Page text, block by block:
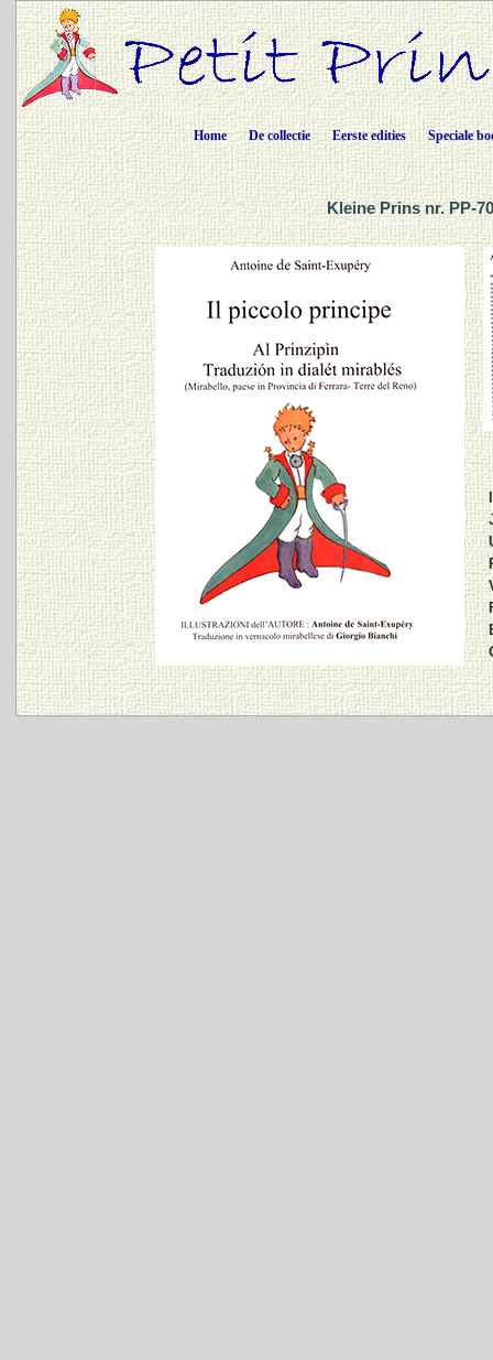
Home De collectie Eerste edities Speciale
Kleine Prins nr. PP-